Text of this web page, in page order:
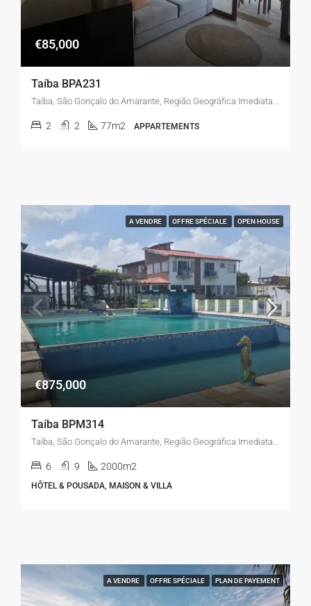
€85,000
Taíba BPA231
Taíba, São Gonçalo do Amarante, Região Geográfica Imediata de Fortaleza, Região Geográfica Intermediária de Fortaleza, Ceará, 62677-000, Brasil
2 2 77m2 APPARTEMENTS
A VENDRE OFFRE SPÉCIALE OPEN HOUSE
€875,000
Taíba BPM314
Taíba, São Gonçalo do Amarante, Região Geográfica Imediata de Fortaleza, Região Geográfica Intermediária de Fortaleza, Ceará, 62677-000, Brasil
6 9 2000m2
HÔTEL & POUSADA, MAISON & VILLA
A VENDRE OFFRE SPÉCIALE PLAN DE PAYEMENT